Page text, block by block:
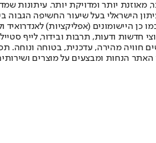
יותר ומדויקת יותר. עיתונות
פורסמה ב-30 ביולי 2007, וב-2010 הפך "ישראל היום"
חדשות ודעות, תרבות ובידור, לייף
חוויה מהירה, עדכנית, בטוחה
הנחות ומבצעים על מוצרים